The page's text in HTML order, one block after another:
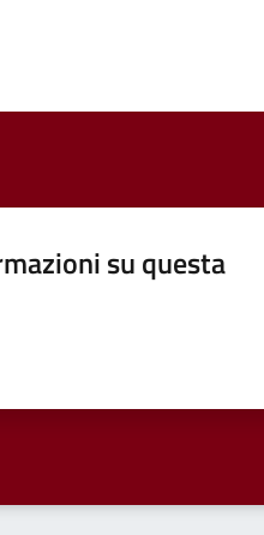
su questa